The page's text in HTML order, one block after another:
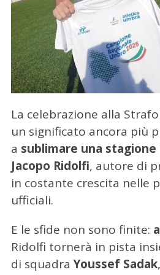
La celebrazione alla
un significato ancora più
a sublimare una
Jacopo Ridolfi, autore di
in costante crescita nelle
ufficiali.
E le sfide non sono finite:
Ridolfi tornerà in pista
di squadraYoussef Sadak,
e
r
a